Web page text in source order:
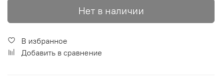
Нет в наличии
В избранное
Добавить в сравнение